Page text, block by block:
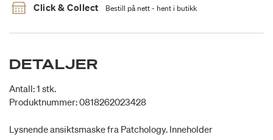
Click & Collect Bestill på nett - hent i butikk
DETALJER
Antall: 1 stk.
Produktnummer: 0818262023428
Lysnende ansiktsmaske fra Patchology. Inneholder